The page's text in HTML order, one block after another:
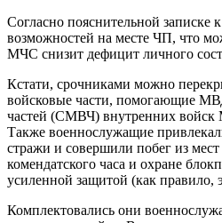
Согласно пояснительной
возможностей на месте ЧП, что
МЧС снизит дефицит личного
Кстати, срочниками можно
войсковые части, помогающие
частей (СМВЧ) внутренних войск
Также военнослужащие
стражи и совершили побег из
комендатского часа и охране
усиленной защитой (как
Комплектовались они